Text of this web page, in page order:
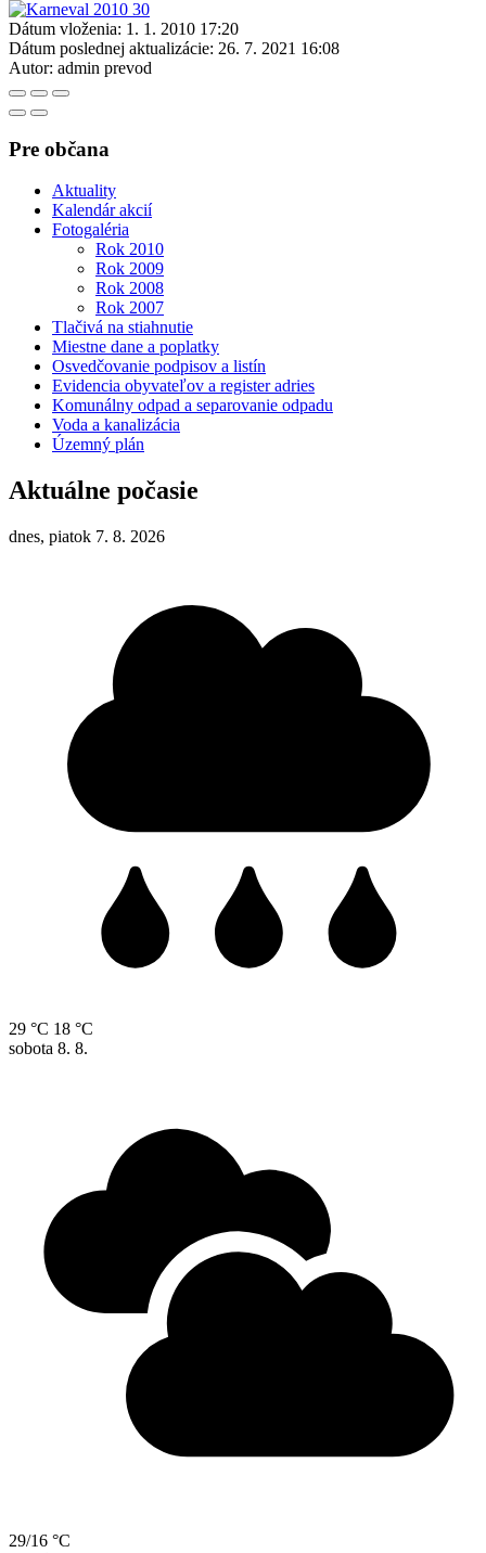
Dátum vloženia: 1. 1. 2010 17:20
Dátum poslednej aktualizácie: 26. 7. 2021 16:08
Autor: admin prevod
Pre občana
Aktuality
Kalendár akcií
Fotogaléria
Rok 2010
Rok 2009
Rok 2008
Rok 2007
Tlačivá na stiahnutie
Miestne dane a poplatky
Osvedčovanie podpisov a listín
Evidencia obyvateľov a register adries
Komunálny odpad a separovanie odpadu
Voda a kanalizácia
Územný plán
Aktuálne počasie
dnes, piatok 7. 8. 2026
29 °C 18 °C
sobota 8. 8.
29/16 °C